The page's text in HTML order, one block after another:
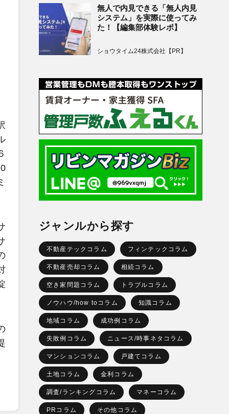
無人で内見できる「無人内見
システム」を実際に使ってみ
た！【編集部体験レポ】
ショウタイム24株式会社【PR】
ジャンルから探す
不動産テックコラム フィンテックコラム
不動産売却コラム 相続コラム
空き家問題コラム トラブルコラム
ノウハウ/how toコラム 知識コラム
地域コラム 成功例コラム
失敗例コラム ニュース/時事ネタコラム
マンションコラム 戸建てコラム
土地コラム 金利コラム
調査/ランキングコラム マネーコラム
PRコラム その他コラム